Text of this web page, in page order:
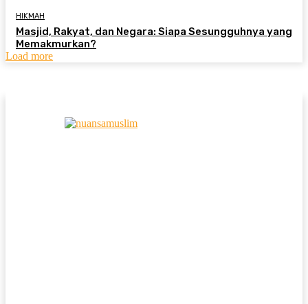
HIKMAH
Masjid, Rakyat, dan Negara: Siapa Sesungguhnya yang
Memakmurkan?
Load more